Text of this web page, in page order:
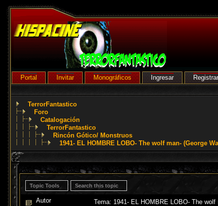
Portal Invitar Monográficos Ingresar
TerrorFantastico
Foro
Catalogación
TerrorFantastico
Rincón Gótico/ Monstruos
1941- EL HOMBRE LOBO- The wolf man- (George
Topic Tools Search this topic
Autor Tema: 1941- EL HOMBRE LOBO- The